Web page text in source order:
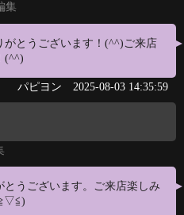
集
とうございます！(⁠^⁠^⁠)ご来店
(⁠^⁠^⁠)
パピヨン 2025-08-03 14:35:59
とうございます。ご来店楽しみ